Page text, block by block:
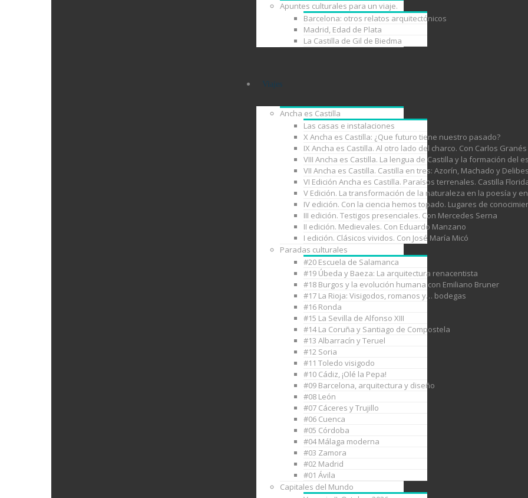
Apuntes culturales para un viaje.
Barcelona: otros relatos arquitectónicos
Madrid, Edad de Plata
La Castilla de Gil de Biedma
Viajes
Ancha es Castilla
Las casas e instalaciones
X Ancha es Castilla: ¿Que futuro tiene nuestro pasado?
IX Ancha es Castilla. Al otro lado del charco. Con Carlos Granés
VIII Ancha es Castilla. La lengua de Castilla y la formación del
VII Ancha es Castilla. Castilla en tres: Azorín, Machado y
VI Edición Ancha es Castilla. Paraísos terrenales. Castilla
V Edición. La transformación de la naturaleza en la poesía y
IV edición. Con la ciencia hemos topado. Lugares de
III edición. Testigos presenciales. Con Mercedes Serna
II edición. Medievales. Con Eduardo Manzano
I edición. Clásicos vividos. Con José María Micó
Paradas culturales
#20 Escuela de Salamanca
#19 Úbeda y Baeza: La arquitectura renacentista
#18 Burgos y la evolución humana con Emiliano Bruner
#17 La Rioja: Visigodos, romanos y… bodegas
#16 Ronda
#15 La Sevilla de Alfonso XIII
#14 La Coruña y Santiago de Compostela
#13 Albarracín y Teruel
#12 Soria
#11 Toledo visigodo
#10 Cádiz, ¡Olé la Pepa!
#09 Barcelona, arquitectura y diseño
#08 León
#07 Cáceres y Trujillo
#06 Cuenca
#05 Córdoba
#04 Málaga moderna
#03 Zamora
#02 Madrid
#01 Ávila
Capitales del Mundo